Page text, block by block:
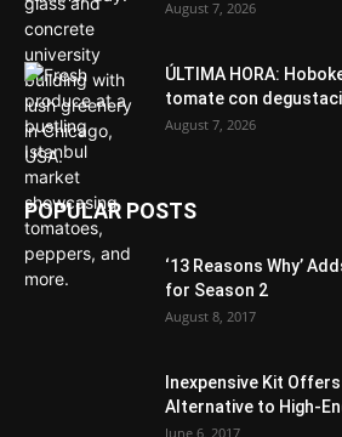
August 7, 2026
ÚLTIMA HORA:
tomate con
August 7, 2026
POPULAR POSTS
‘13 Reasons Why’
for Season 2
August 8, 2017
Inexpensive Kit
Alternative to High-
June 6, 2017